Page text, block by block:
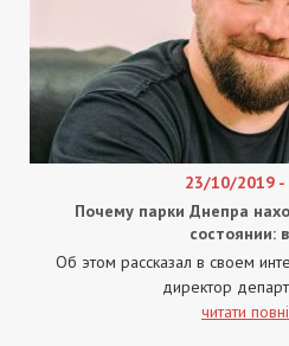
23/10/2019 -
Почему парки Днепра
состоянии:
Об этом рассказал в своем
директор
читати